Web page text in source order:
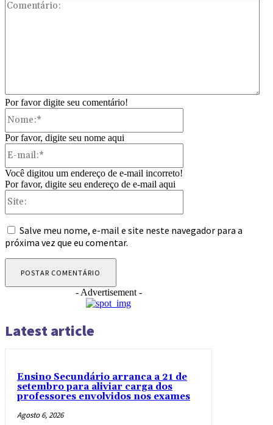
Por favor digite seu comentário!
Por favor, digite seu nome aqui
Você digitou um endereço de e-mail incorreto!
Por favor, digite seu endereço de e-mail aqui
Salve meu nome, e-mail e site neste navegador para a
próxima vez que eu comentar.
- Advertisement -
Latest article
Ensino Secundário arranca a 21 de
setembro para aliviar carga dos
professores envolvidos nos exames
Agosto 6, 2026